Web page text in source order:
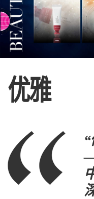
⇨ 切换到英语
优雅